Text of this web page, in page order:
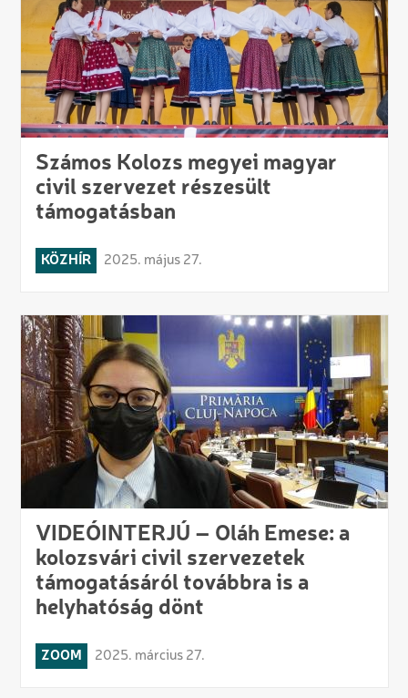
Számos Kolozs megyei magyar
civil szervezet részesült
támogatásban
KÖZHÍR 2025. május 27.
VIDEÓINTERJÚ – Oláh Emese: a
kolozsvári civil szervezetek
támogatásáról továbbra is a
helyhatóság dönt
ZOOM 2025. március 27.